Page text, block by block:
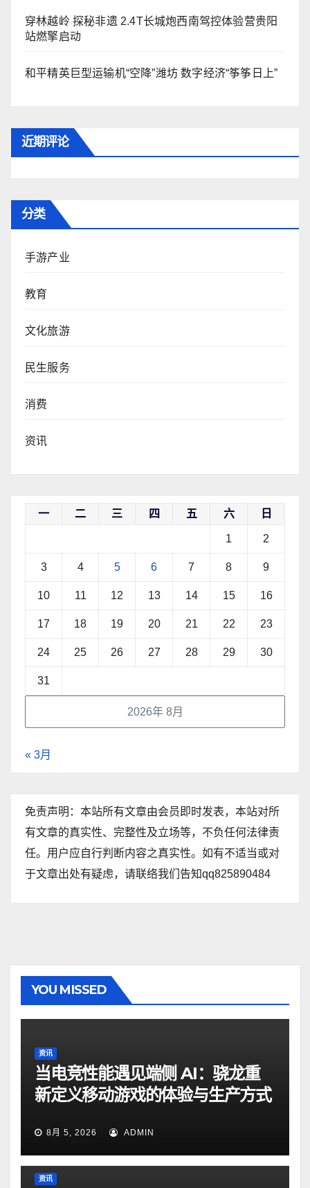
穿林越岭 探秘非遗 2.4T长城炮西南驾控体验营贵阳
站燃擎启动
和平精英巨型运输机“空降”潍坊 数字经济“筝筝日上”
近期评论
分类
手游产业
教育
文化旅游
民生服务
消费
资讯
2026年 8月
一 二 三 四 五 六 日
1 2
3 4 5 6 7 8 9
10 11 12 13 14 15 16
17 18 19 20 21 22 23
24 25 26 27 28 29 30
31
« 3月
免责声明：本站所有文章由会员即时发表，本站对所
有文章的真实性、完整性及立场等，不负任何法律责
任。用户应自行判断内容之真实性。如有不适当或对
于文章出处有疑虑，请联络我们告知qq825890484
YOU MISSED
资讯
当电竞性能遇见端侧 AI：骁龙重
新定义移动游戏的体验与生产方式
8月 5, 2026 ADMIN
资讯